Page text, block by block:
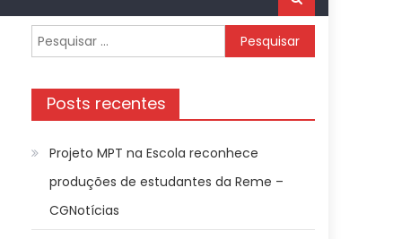
Pesquisar
por:
Posts recentes
Projeto MPT na Escola reconhece
produções de estudantes da Reme –
CGNotícias